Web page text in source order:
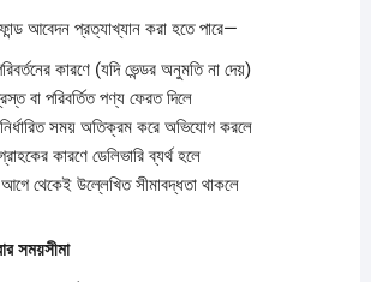
আবেদন প্রত্যাখ্যান করা হতে পারে—
কারণে (যদি ভেন্ডর অনুমতি না দেয়)
বা পরিবর্তিত পণ্য ফেরত দিলে
নির্ধারিত সময় অতিক্রম করে অভিযোগ করলে
কারণে ডেলিভারি ব্যর্থ হলে
আগে থেকেই উল্লেখিত সীমাবদ্ধতা থাকলে
সময়সীমা